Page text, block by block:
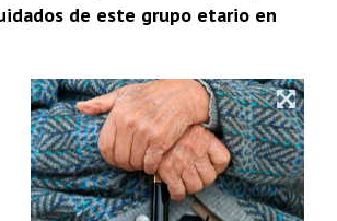
de este grupo etario en